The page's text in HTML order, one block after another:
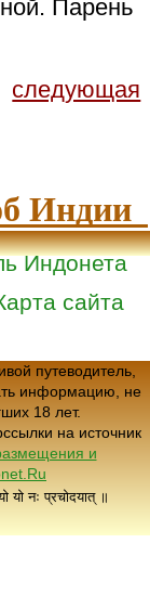
Парень
следующая
Индии
Индонета
сайта
путеводитель,
информацию, не
18 лет.
на источник
и
यो नः प्रचोदयात् ॥